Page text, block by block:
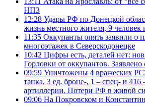
НПЗ
12:28 Удары РФ по Донецкой
жизнь местного жителя, 9 человек
11:35 Оккупанты опять заявили о
многоэтажек в Северскодонецке
10:42 Цифры есть, деталей нет:
Горловки от оккупантов.
09:59 Уничтожены 4 вражеских
танка, 3 ед. броне-, 1 – спец- и 416
артиллерии. Потери РФ в живой
09:06 На Покровском и